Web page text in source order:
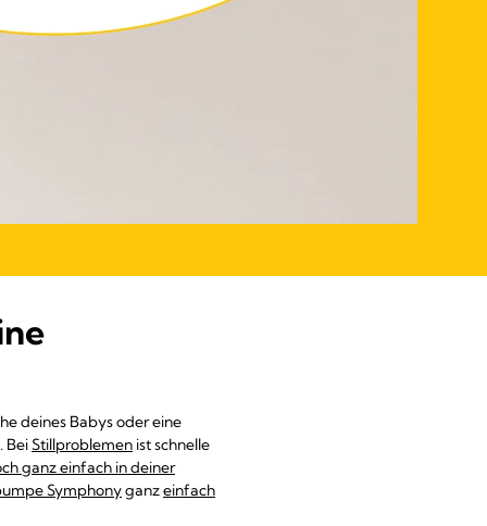
deines Babys oder eine
BeiStillproblemen ist schnelle
ganz einfach in deiner
Symphonyganzeinfach